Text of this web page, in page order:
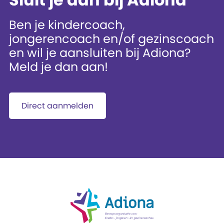
Ben je kindercoach,
jongerencoach en/of gezinscoach
en wil je aansluiten bij Adiona?
Meld je dan aan!
Direct aanmelden